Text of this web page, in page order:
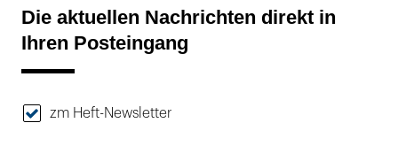
Die aktuellen Nachrichten direkt in
Ihren Posteingang
zm Heft-Newsletter